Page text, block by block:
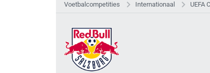
Voetbalcompetities Internationaal UEFA